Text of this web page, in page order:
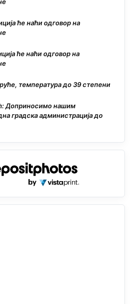
ће наћи одговор на
ће наћи одговор на
температура до 39 степени
Доприносимо нашим
градска администрација до